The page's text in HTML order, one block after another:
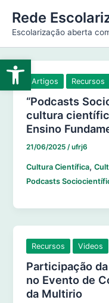
Abrir a
para
conteúdo
Rede
Escolarização aberta
Artigos Recursos
“Podcasts
cultura
Ensino
21/06/2025/ufrj6
Cultura Científica,
Podcasts
Recursos Videos
Participação
no Evento de
da Multirio